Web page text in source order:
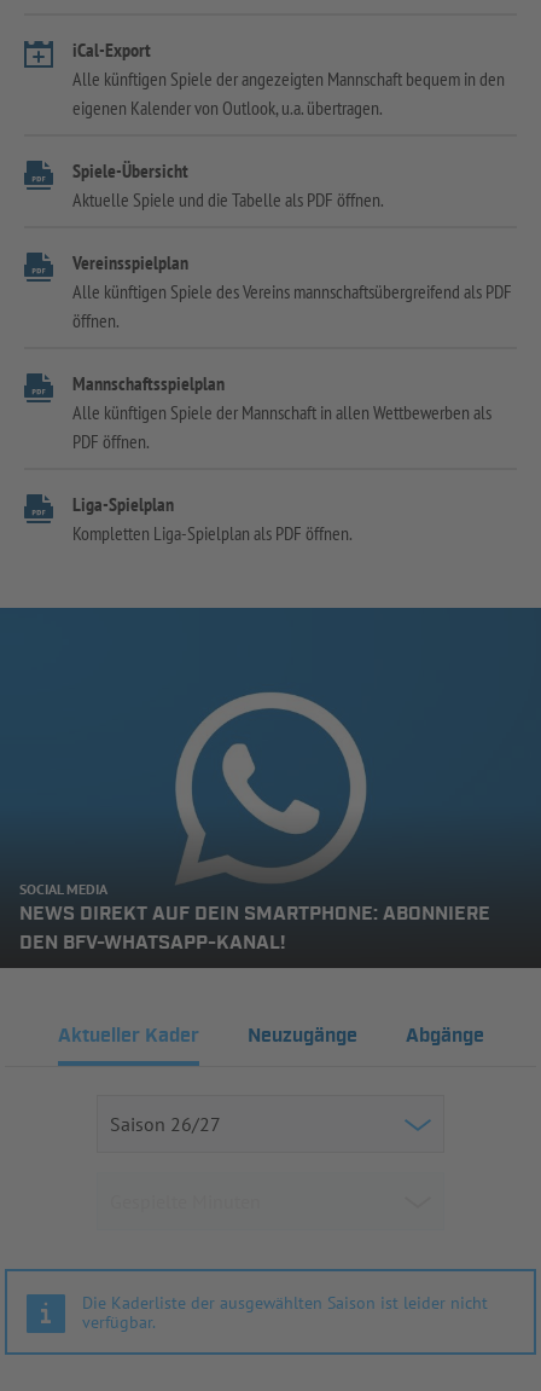
iCal-Export
Alle künftigen Spiele der angezeigten Mannschaft bequem in den
eigenen Kalender von Outlook, u.a. übertragen.
Spiele-Übersicht
Aktuelle Spiele und die Tabelle als PDF öffnen.
Vereinsspielplan
Alle künftigen Spiele des Vereins mannschaftsübergreifend als PDF
öffnen.
Mannschaftsspielplan
Alle künftigen Spiele der Mannschaft in allen Wettbewerben als
PDF öffnen.
Liga-Spielplan
Kompletten Liga-Spielplan als PDF öffnen.
SOCIAL MEDIA
NEWS DIREKT AUF DEIN SMARTPHONE: ABONNIERE
DEN BFV-WHATSAPP-KANAL!
Aktueller Kader Neuzugänge Abgänge
Die Kaderliste der ausgewählten Saison ist leider nicht
verfügbar.